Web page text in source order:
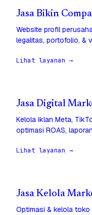
Jasa Bikin
Website profil
legalitas, portofolio, &
Lihat layanan →
Jasa Digital
Kelola iklan Meta,
optimasi ROAS,
Lihat layanan →
Jasa Kelola
Optimasi & kelola